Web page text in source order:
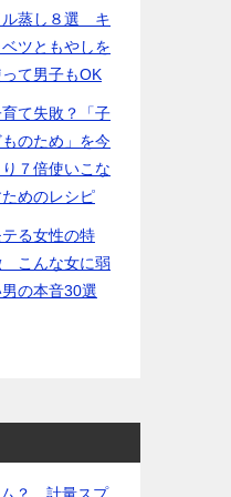
ル蒸し８選 キ
ベツともやしを
て男子もOK
て失敗？「子
ものため」を今
り７倍使いこな
めのレシピ
テる女性の特
こんな女に弱
男の本音30選